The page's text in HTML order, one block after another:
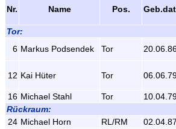
Nr. Name Pos.
Tor:
6 Markus Podsendek Tor
12 Kai Hüter Tor
16 Michael Stahl Tor
Rückraum:
24 Michael Horn RL/RM 02.04.87